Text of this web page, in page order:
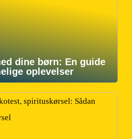
dine børn: En guide
oplevelser